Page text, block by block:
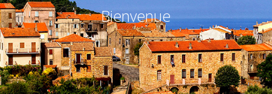
Bienvenue